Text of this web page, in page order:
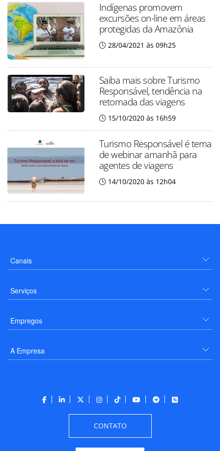
Indígenas promovem
excursões on-line em áreas
protegidas da Amazônia
28/04/2021 às 09h25
Saiba mais sobre Turismo
Responsável, tendência na
retomada das viagens
15/10/2020 às 16h59
Turismo Responsável é tema
de webinar amanhã para
agentes de viagens
14/10/2020 às 12h04
Canais
Serviços
Empregos
A Empresa
CONTATO